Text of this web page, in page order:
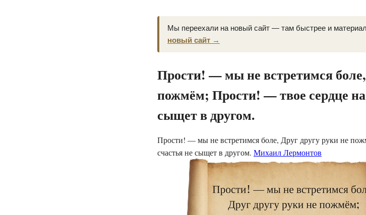
Мы переехали на новый сайт — там быстрее и
новый сайт →
Прости! — мы не встретимся
пожмём; Прости! — твое сердце
сыщет в другом.
Прости! — мы не встретимся боле, Друг другу руки не
счастья не сыщет в другом. Михаил Лермонтов